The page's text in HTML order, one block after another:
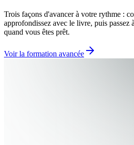
Trois façons d'avancer à votre rythme :
approfondissez avec le livre, puis passez
quand vous êtes prêt.
Voir la formation avancée